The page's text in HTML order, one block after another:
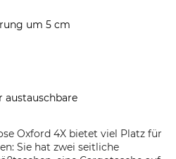
um 5 cm
austauschbare
Oxford 4X bietet viel Platz für
Sie hat zwei seitliche